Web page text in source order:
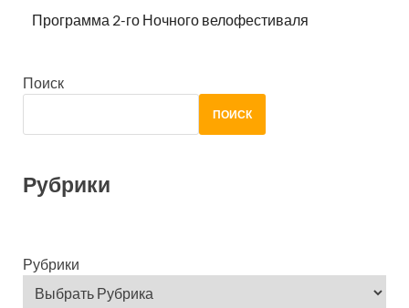
Программа 2-го Ночного велофестиваля
Поиск
ПОИСК
Рубрики
Рубрики